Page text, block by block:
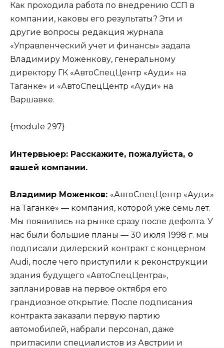
Как проходила работа по внедрению ССП в
компании, каковы его результаты? Эти и
другие вопросы редакция журнала
«Управленческий учет и финансы» задала
Владимиру Моженкову, генеральному
директору ГК «АвтоСпецЦентр «Ауди» на
Таганке» и «АвтоСпецЦентр «Ауди» на
Варшавке.
{module 297}
Интервьюер: Расскажите, пожалуйста, о
вашей компании.
Владимир Моженков: «АвтоСпецЦентр «Ауди»
на Таганке» — компания, которой уже семь лет.
Мы появились на рынке сразу после дефолта. У
нас были большие планы — 30 июля 1998 г. мы
подписали дилерский контракт с концерном
Audi, после чего приступили к реконструкции
здания будущего «АвтоСпецЦентра»,
запланировав на первое октября его
грандиозное открытие. После подписания
контракта заказали первую партию
автомобилей, набрали персонал, даже
пригласили специалистов из Австрии и